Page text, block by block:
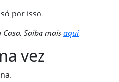
por isso.
Saiba maisaqui.
vez